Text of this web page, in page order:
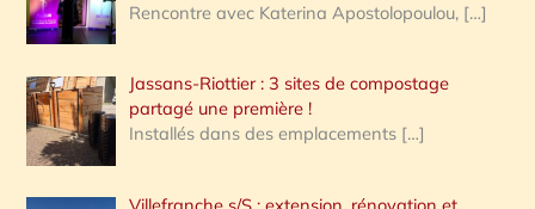
Rencontre avec Katerina Apostolopoulou, […]
Jassans-Riottier : 3 sites de compostage
partagé une première !
Installés dans des emplacements […]
Villefranche s/S : extension, rénovation et